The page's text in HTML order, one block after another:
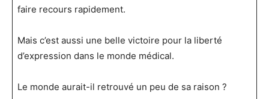
faire recours rapidement.
Mais c’est aussi une belle victoire pour la liberté
d’expression dans le monde médical.
Le monde aurait-il retrouvé un peu de sa raison ?